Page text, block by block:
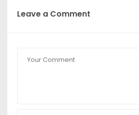
Leave a Comment